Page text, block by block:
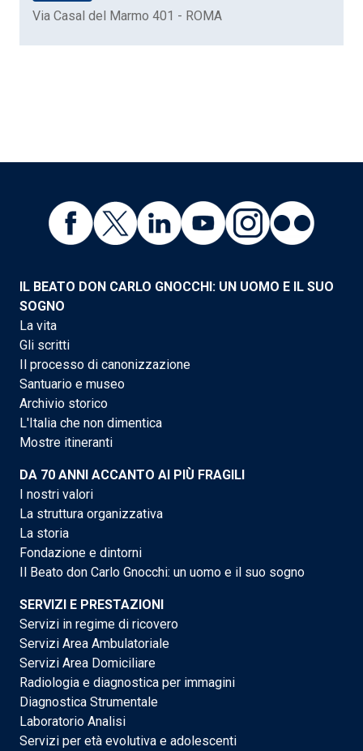
Via Casal del Marmo 401 - ROMA
IL BEATO DON CARLO GNOCCHI: UN UOMO E IL SUO
SOGNO
La vita
Gli scritti
Il processo di canonizzazione
Santuario e museo
Archivio storico
L'Italia che non dimentica
Mostre itineranti
DA 70 ANNI ACCANTO AI PIÙ FRAGILI
I nostri valori
La struttura organizzativa
La storia
Fondazione e dintorni
Il Beato don Carlo Gnocchi: un uomo e il suo sogno
SERVIZI E PRESTAZIONI
Servizi in regime di ricovero
Servizi Area Ambulatoriale
Servizi Area Domiciliare
Radiologia e diagnostica per immagini
Diagnostica Strumentale
Laboratorio Analisi
Servizi per età evolutiva e adolescenti